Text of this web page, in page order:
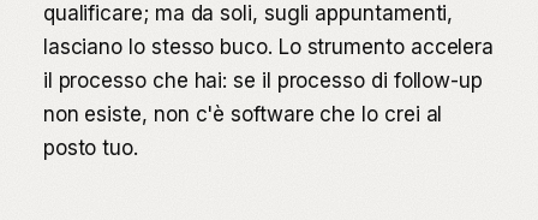
qualificare; ma da soli, sugli appuntamenti,
lasciano lo stesso buco. Lo strumento accelera
il processo che hai: se il processo di follow-up
non esiste, non c'è software che lo crei al
posto tuo.